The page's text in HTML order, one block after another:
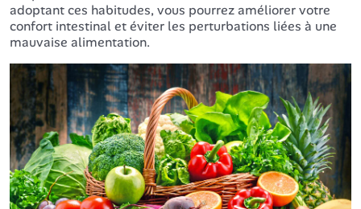
adoptant ces habitudes, vous pourrez améliorer votre
confort intestinal et éviter les perturbations liées à une
mauvaise alimentation.